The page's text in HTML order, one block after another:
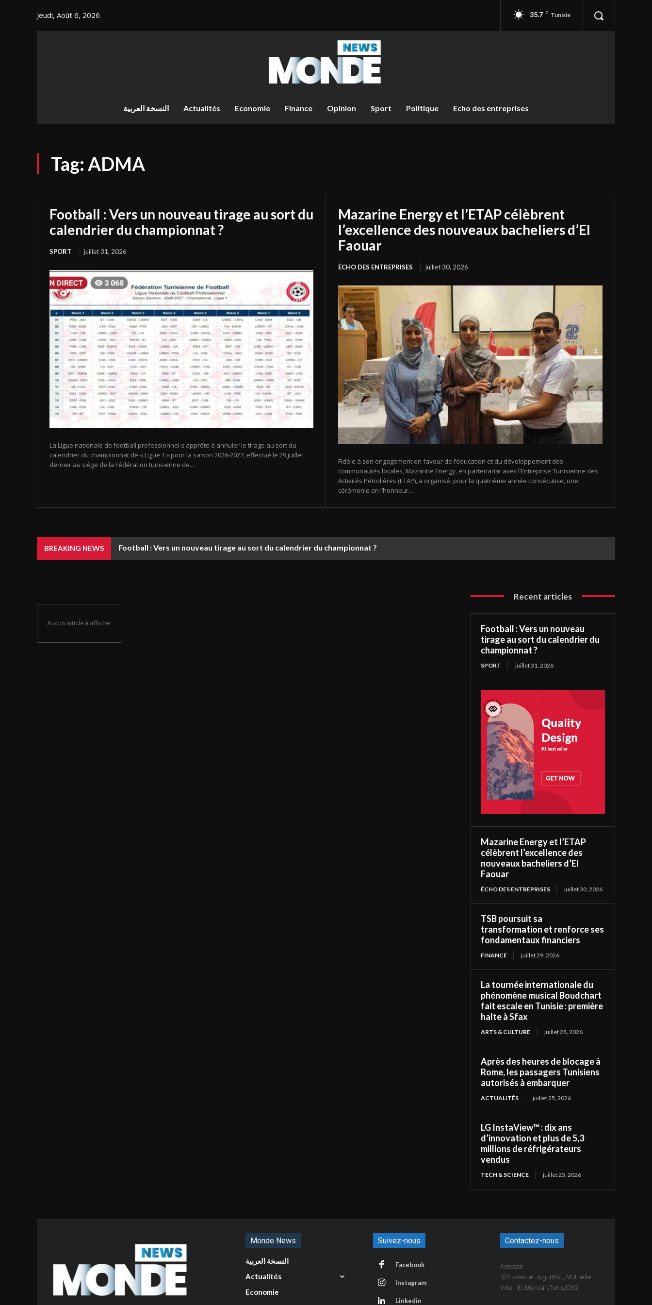
Jeudi, Août 6, 2026 35.7 C Tunisie
النسخة العربية Actualités Economie Finance Opinion Sport Politique Echo des entreprises
Tag: ADMA
Football : Vers un nouveau tirage au sort du
calendrier du championnat ?
SPORT juillet 31, 2026
La Ligue nationale de football professionnel s'apprête à annuler le tirage au sort du
calendrier du championnat de « Ligue 1 » pour la saison 2026-2027, effectué le 29 juillet
dernier au siège de la Fédération tunisienne de...
Mazarine Energy et l’ETAP célèbrent
l’excellence des nouveaux bacheliers d’El
Faouar
ÉCHO DES ENTREPRISES juillet 30, 2026
Fidèle à son engagement en faveur de l’éducation et du développement des
communautés locales, Mazarine Energy, en partenariat avec l’Entreprise Tunisienne des
Activités Pétrolières (ETAP), a organisé, pour la quatrième année consécutive, une
cérémonie en l’honneur...
BREAKING NEWS Football : Vers un nouveau tirage au sort du calendrier du championnat ?
Aucun article à afficher
Recent articles
Football : Vers un nouveau
tirage au sort du calendrier du
championnat ?
SPORT juillet 31, 2026
Mazarine Energy et l’ETAP
célèbrent l’excellence des
nouveaux bacheliers d’El
Faouar
ÉCHO DES ENTREPRISES juillet 30, 2026
TSB poursuit sa
transformation et renforce ses
fondamentaux financiers
FINANCE juillet 29, 2026
La tournée internationale du
phénomène musical Boudchart
fait escale en Tunisie : première
halte à Sfax
ARTS & CULTURE juillet 28, 2026
Après des heures de blocage à
Rome, les passagers Tunisiens
autorisés à embarquer
ACTUALITÉS juillet 25, 2026
LG InstaView™ : dix ans
d’innovation et plus de 5,3
millions de réfrigérateurs
vendus
TECH & SCIENCE juillet 25, 2026
Monde News
النسخة العربية
Actualités
Economie
Suivez-nous
Facebook
Instagram
Linkedin
Contactez-nous
Adresse :
104 avenue Jugurtha , Mutuelle
Ville , El Menzah,Tunis,1082